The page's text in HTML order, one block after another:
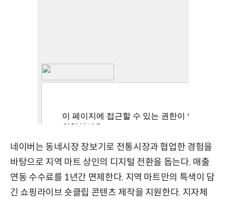
네이버는 동네시장 장보기로 전통시장과 협업한 경험을
바탕으로 지역 마트 상인의 디지털 전환을 돕는다. 매출
연동 수수료를 1년간 면제한다. 지역 마트만의 특색이 담
긴 쇼핑라이브 숏클립 콘텐츠 제작을 지원한다. 지자체